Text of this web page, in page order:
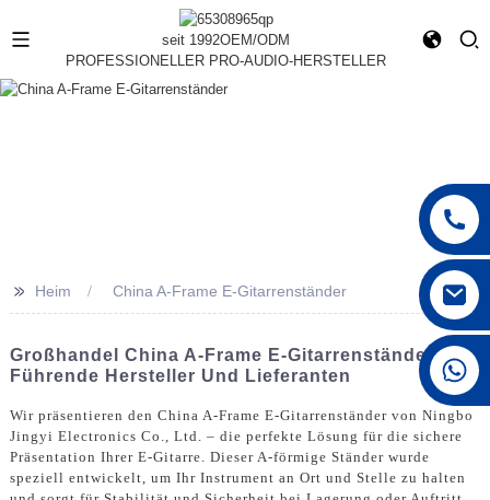
seit 1992OEM/ODM
PROFESSIONELLER PRO-AUDIO-HERSTELLER
+86 15168592711
>> Heim China A-Frame E-Gitarrenständer
Großhandel China A-Frame E-Gitarrenständer -
Führende Hersteller Und Lieferanten
Wir präsentieren den China A-Frame E-Gitarrenständer von Ningbo
Jingyi Electronics Co., Ltd. – die perfekte Lösung für die sichere
Präsentation Ihrer E-Gitarre. Dieser A-förmige Ständer wurde
speziell entwickelt, um Ihr Instrument an Ort und Stelle zu halten